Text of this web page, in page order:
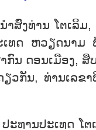
ສົ່ງ​ທ່ານ ໂຕ​ເລິມ
ເທດ ຫວຽດ​ນາມ
ນ ດອນ​ເ​ມືອງ, ສື
ວ​ກັນ, ທ່ານ​ເລ​ຂ
ທານ​ປະ​ເທດ ໂ